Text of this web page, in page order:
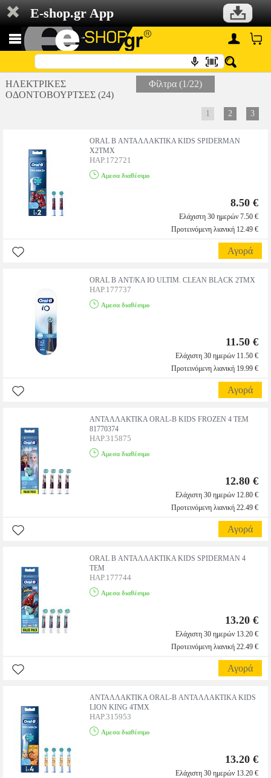
E-shop.gr App
ΗΛΕΚΤΡΙΚΕΣ
ΟΔΟΝΤΟΒΟΥΡΤΣΕΣ (24)
Φίλτρα (1/22)
1 2 3
ORAL B ΑΝΤΑΛΛΑΚΤΙΚΑ KIDS SPIDERMAN
X2ΤΜΧ
HAP.172721
Αμεσα διαθέσιμο
8.50 €
Ελάχιστη 30 ημερών 7.50 €
Προτεινόμενη λιανική 12.49 €
Αγορά
ORAL B ΑΝΤ/ΚΑ IO ULTIM. CLEAN BLACK 2ΤΜΧ
HAP.177737
Αμεσα διαθέσιμο
11.50 €
Ελάχιστη 30 ημερών 11.50 €
Προτεινόμενη λιανική 19.99 €
Αγορά
ΑΝΤΑΛΛΑΚΤΙΚΑ ORAL-B KIDS FROZEN 4 ΤΕΜ
81770374
HAP.315875
Αμεσα διαθέσιμο
12.80 €
Ελάχιστη 30 ημερών 12.80 €
Προτεινόμενη λιανική 22.49 €
Αγορά
ORAL B ΑΝΤΑΛΛΑΚΤΙΚΑ KIDS SPIDERMAN 4
ΤΕΜ
HAP.177744
Αμεσα διαθέσιμο
13.20 €
Ελάχιστη 30 ημερών 13.20 €
Προτεινόμενη λιανική 22.49 €
Αγορά
ΑΝΤΑΛΛΑΚΤΙΚΑ ORAL-B ΑΝΤΑΛΛΑΚΤΙΚΑ KIDS
LION KING 4ΤΜΧ
HAP.315953
Αμεσα διαθέσιμο
13.20 €
Ελάχιστη 30 ημερών 13.20 €